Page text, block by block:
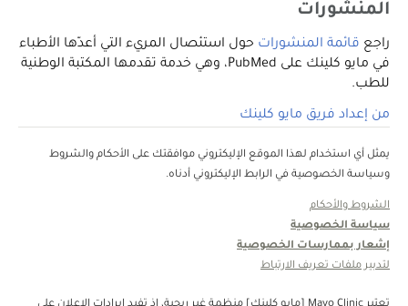
المنشورات
راجع قائمة المنشورات حول استئصال المريء التي أعدّها الأطباء
في مايو كلينك على PubMed، وهي خدمة تقدمها المكتبة الوطنية
للطب.
من إعداد فريق مايو كلينك
يمثل أي استخدام لهذا الموقع الإليكتروني موافقتك على الأحكام والشروط
وسياسة الخصوصية في الرابط الإليكتروني أدناه.
الشروط والأحكام
سياسة الخصوصية
إشعار بممارسات الخصوصية
لتدبير ملفات تعريف الارتباط